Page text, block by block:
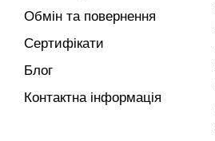
Обмін та повернення
Сертифікати
Блог
Контактна інформація